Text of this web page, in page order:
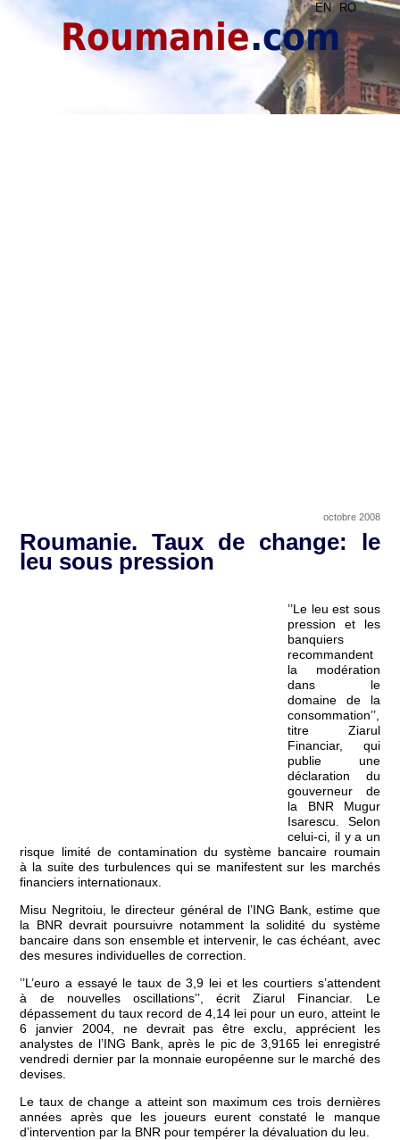
EN RO
Roumanie.com
octobre 2008
Roumanie. Taux de change: le
leu sous pression
’’Le leu est sous
pression et les
banquiers
recommandent
la modération
dans le
domaine de la
consommation’’,
titre Ziarul
Financiar, qui
publie une
déclaration du
gouverneur de
la BNR Mugur
Isarescu. Selon
celui-ci, il y a un
risque limité de contamination du système bancaire roumain
à la suite des turbulences qui se manifestent sur les marchés
financiers internationaux.
Misu Negritoiu, le directeur général de l’ING Bank, estime que
la BNR devrait poursuivre notamment la solidité du système
bancaire dans son ensemble et intervenir, le cas échéant, avec
des mesures individuelles de correction.
’’L’euro a essayé le taux de 3,9 lei et les courtiers s’attendent
à de nouvelles oscillations’’, écrit Ziarul Financiar. Le
dépassement du taux record de 4,14 lei pour un euro, atteint le
6 janvier 2004, ne devrait pas être exclu, apprécient les
analystes de l’ING Bank, après le pic de 3,9165 lei enregistré
vendredi dernier par la monnaie européenne sur le marché des
devises.
Le taux de change a atteint son maximum ces trois dernières
années après que les joueurs eurent constaté le manque
d’intervention par la BNR pour tempérer la dévaluation du leu.